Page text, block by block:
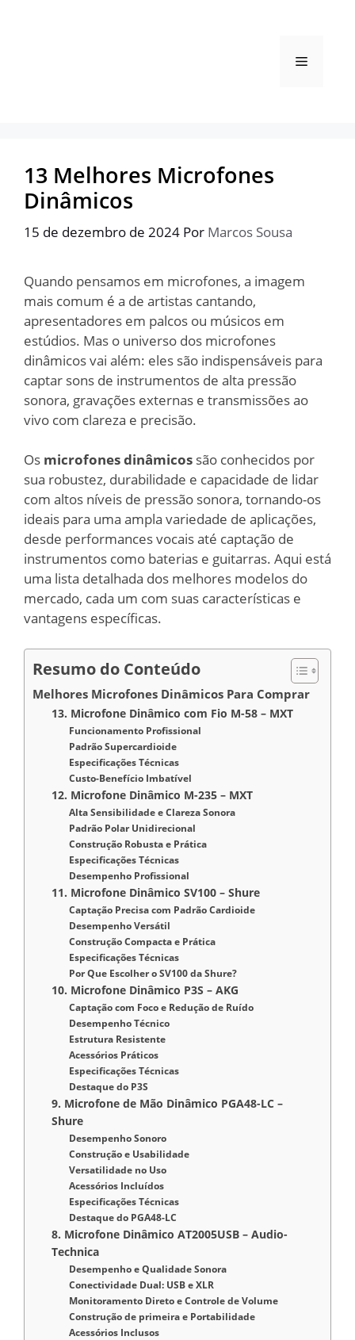
Menu
13 Melhores Microfones
Dinâmicos
15 de dezembro de 2024 Por Marcos Sousa
Quando pensamos em microfones, a imagem
mais comum é a de artistas cantando,
apresentadores em palcos ou músicos em
estúdios. Mas o universo dos microfones
dinâmicos vai além: eles são indispensáveis para
captar sons de instrumentos de alta pressão
sonora, gravações externas e transmissões ao
vivo com clareza e precisão.
Os microfones dinâmicos são conhecidos por
sua robustez, durabilidade e capacidade de lidar
com altos níveis de pressão sonora, tornando-os
ideais para uma ampla variedade de aplicações,
desde performances vocais até captação de
instrumentos como baterias e guitarras. Aqui está
uma lista detalhada dos melhores modelos do
mercado, cada um com suas características e
vantagens específicas.
Resumo do Conteúdo
Melhores Microfones Dinâmicos Para Comprar
13. Microfone Dinâmico com Fio M-58 – MXT
Funcionamento Profissional
Padrão Supercardioide
Especificações Técnicas
Custo-Benefício Imbatível
12. Microfone Dinâmico M-235 – MXT
Alta Sensibilidade e Clareza Sonora
Padrão Polar Unidirecional
Construção Robusta e Prática
Especificações Técnicas
Desempenho Profissional
11. Microfone Dinâmico SV100 – Shure
Captação Precisa com Padrão Cardioide
Desempenho Versátil
Construção Compacta e Prática
Especificações Técnicas
Por Que Escolher o SV100 da Shure?
10. Microfone Dinâmico P3S – AKG
Captação com Foco e Redução de Ruído
Desempenho Técnico
Estrutura Resistente
Acessórios Práticos
Especificações Técnicas
Destaque do P3S
9. Microfone de Mão Dinâmico PGA48-LC –
Shure
Desempenho Sonoro
Construção e Usabilidade
Versatilidade no Uso
Acessórios Incluídos
Especificações Técnicas
Destaque do PGA48-LC
8. Microfone Dinâmico AT2005USB – Audio-
Technica
Desempenho e Qualidade Sonora
Conectividade Dual: USB e XLR
Monitoramento Direto e Controle de Volume
Construção de primeira e Portabilidade
Acessórios Inclusos